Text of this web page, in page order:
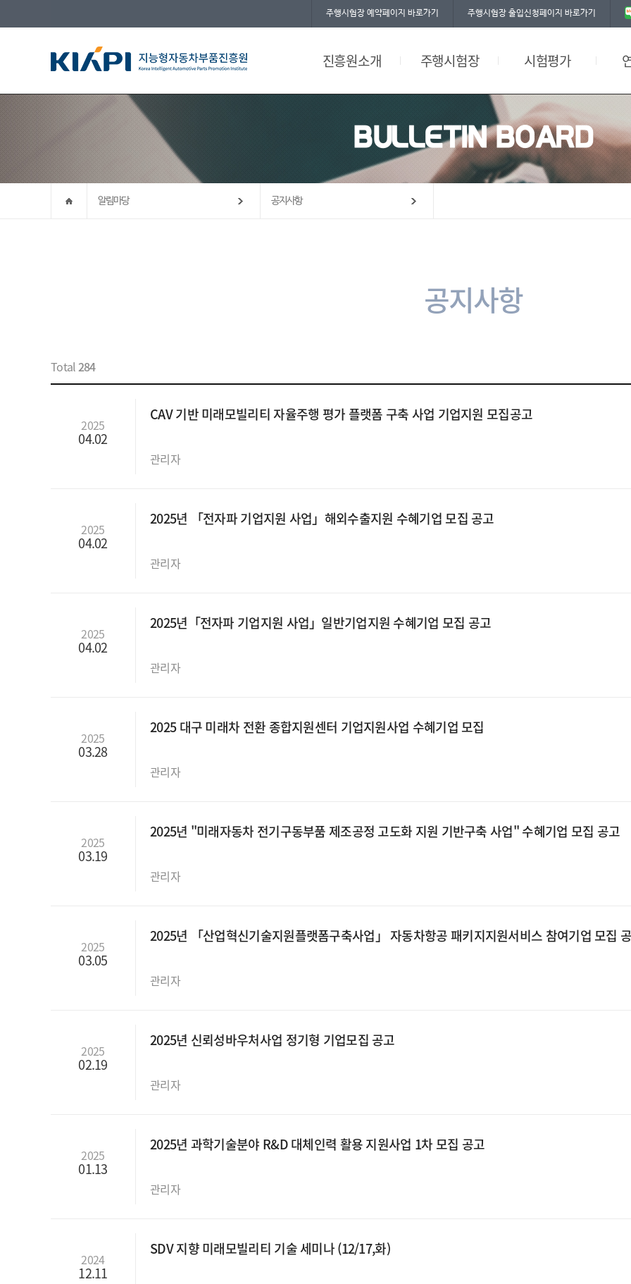
주행시험장 예약페이지 바로가기 주행시험장 출입신청페이지 바로가기
진흥원소개
찾아오시는길
주행시험장
자율주행시험
워크숍
시험평가
공평성 선언문
BULLETIN BOARD
알림마당 공지사항
공지사항
Total284
2025
04.02
CAV 기반 미래모빌리티 자율주행 평가 플랫폼 구축 사업 기업지원 모집공고
관리자
2025
04.02
2025년 「전자파 기업지원 사업」해외수출지원 수혜기업 모집 공고
관리자
2025
04.02
2025년「전자파 기업지원 사업」일반기업지원 수혜기업 모집 공고
관리자
2025
03.28
2025 대구 미래차 전환 종합지원센터 기업지원사업 수혜기업 모집
관리자
2025
03.19
2025년 "미래자동차 전기구동부품 제조공정 고도화 지원 기반구축 사업" 수혜기업 모집 공고
관리자
2025
03.05
2025년 「산업혁신기술지원플랫폼구축사업」 자동차항공 패키지지원서비스 참여기업 모집
관리자
2025
02.19
2025년 신뢰성바우처사업 정기형 기업모집 공고
관리자
2025
01.13
2025년 과학기술분야 R&D 대체인력 활용 지원사업 1차 모집 공고
관리자
2024
12.11
SDV 지향 미래모빌리티 기술 세미나 (12/17,화)